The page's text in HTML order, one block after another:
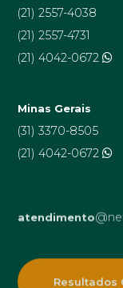
(21) 2557-4038
(21) 2557-4731
(21) 4042-0672
Minas Gerais
(31) 3370-8505
(21) 4042-0672
atendimento